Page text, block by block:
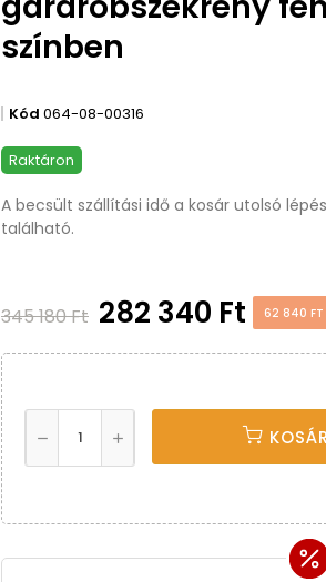
színben
Kód 064-08-00316
Raktáron
A becsült szállítási idő a kosár utolsó
található.
345 180 Ft 282 340 Ft 62 840 FT